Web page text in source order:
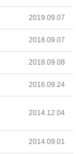
2019.09.07
2018.09.07
2018.09.08
2016.09.24
2014.12.04
2014.09.01